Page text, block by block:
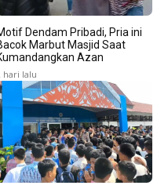
Dendam Pribadi, Pria ini
Marbut Masjid Saat
Azan
hari lalu